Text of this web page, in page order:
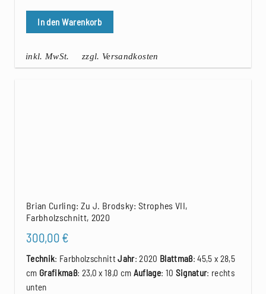
In den Warenkorb
inkl. MwSt. zzgl. Versandkosten
Brian Curling: Zu J. Brodsky: Strophes VII,
Farbholzschnitt, 2020
300,00 €
Technik: FarbholzschnittJahr: 2020 Blattmaß: 45,5 x 28,5
cm Grafikmaß: 23,0 x 18,0 cm Auflage: 10 Signatur: rechts
unten